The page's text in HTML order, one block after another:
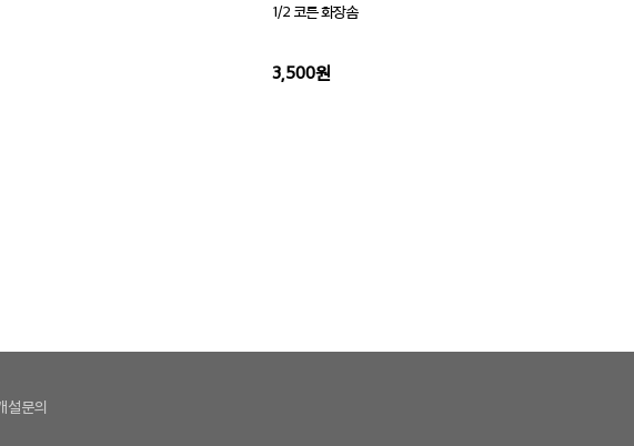
1/2 코튼 화장솜
3,500원
설문의